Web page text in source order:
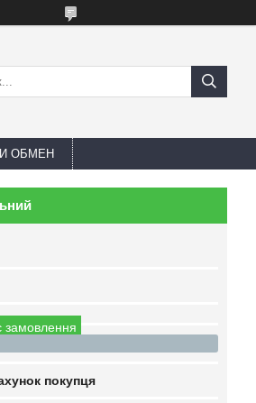
ОБМЕН
замовлення
покупця